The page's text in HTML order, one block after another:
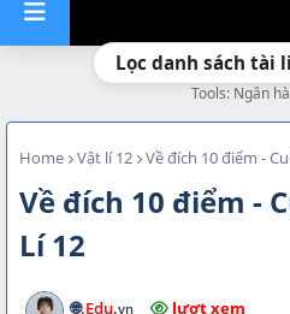
Lọc danh sách tài
Tools: Ngân
Home Vật lí 12 Về đích 10 điểm -
Về đích 10 điểm -
Lí 12
🌐.Edu.vn lượt xem